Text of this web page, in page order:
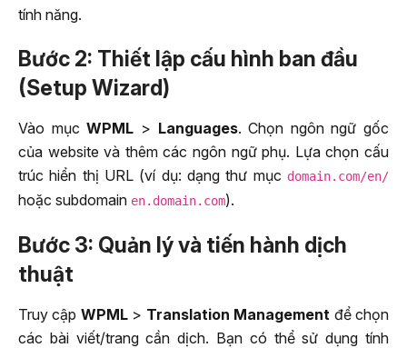
tính năng.
Bước 2: Thiết lập cấu hình ban đầu
(Setup Wizard)
Vào mụcWPML > Languages. Chọn ngôn ngữ gốc
của website và thêm các ngôn ngữ phụ. Lựa chọn cấu
trúc hiển thị URL (ví dụ: dạng thư mục domain.com/en/
hoặc subdomain en.domain.com).
Bước 3: Quản lý và tiến hành dịch
thuật
Truy cập WPML> Translation Management để chọn
các bài viết/trang cần dịch. Bạn có thể sử dụng tính